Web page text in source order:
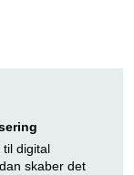
til digital
skaber det